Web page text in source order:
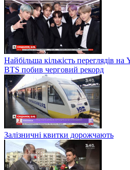
Найбільша кількість переглядів
BTS побив черговий рекорд
Залізничні квитки дорожчають